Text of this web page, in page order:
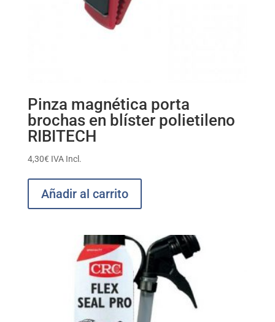
Pinza magnética porta
brochas en blíster polietileno
RIBITECH
4,30€ IVA Incl.
Añadir al carrito